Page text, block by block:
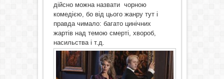
дійсно можна назвати чорною
комедією, бо від цього жанру тут і
правда чимало: багато цинічних
жартів над темою смерті, хвороб,
насильства і т.д.